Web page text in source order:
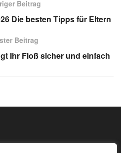
Beitrag
Die besten Tipps für Eltern
Beitrag
Ihr Floß sicher und einfach